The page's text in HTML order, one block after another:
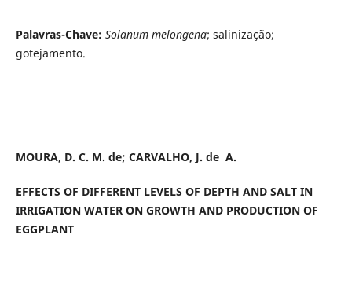
Palavras-Chave: Solanum melongena; salinização;
gotejamento.
MOURA, D. C. M. de; CARVALHO, J. de A.
EFFECTS OF DIFFERENT LEVELS OF DEPTH AND SALT IN
IRRIGATION WATER ON GROWTH AND PRODUCTION OF
EGGPLANT